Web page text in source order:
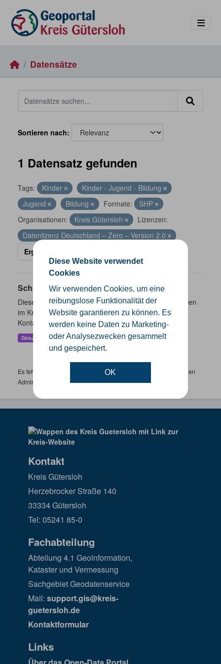
Diese Website verwendet
Cookies
Wir verwenden Cookies, um eine
reibungslose Funktionalität der
Website garantieren zu können. Es
werden keine Daten zu Marketing-
oder Analysezwecken gesammelt
und gespeichert.
OK
Datensätze
Sortieren nach
1 Datensatz gefunden
Tags: Kinder
Kinder - Jugend - Bildung
Jugend
Bildung Formate:
SHP
Organisationen:
Kreis Gütersloh
Lizenzen:
Datenlizenz Deutschland – Zero – Version 2.0
Ergebnisse filtern
Schulen
Dieser Datensatz beinhaltet eine Darstellung der Schulen
im Kreis Gütersloh mit Angaben zu Schulform,
Kontaktmöglichkeiten, Pausenzeiten und Schulträger.
GeoJSON SHP
Es fehlen spezifische Datensätze? Wenden Sie sich bitte an einen
Administrator unter:support.gis@kreis-guetersloh.de
Kontakt
Kreis Gütersloh
Herzebrocker Straße 140
33334 Gütersloh
Tel: 05241 85-0
Fachabteilung
Abteilung 4.1 Geoinformation,
Kataster und Vermessung
Sachgebiet Geodatenservice
Mail: support.gis@kreis-
guetersloh.de
Kontaktformular
Links